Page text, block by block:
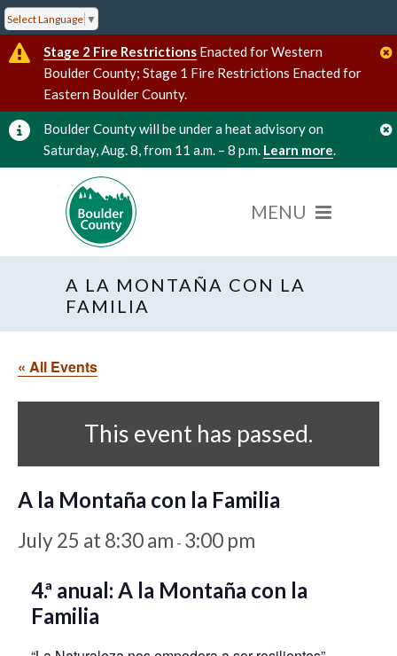
Select Language ▼
Stage 2 Fire Restrictions Enacted for Western
Boulder County; Stage 1 Fire Restrictions Enacted for
Eastern Boulder County.
Boulder County will be under a heat advisory on
Saturday, Aug. 8, from 11 a.m. – 8 p.m. Learn more.
A LA MONTAÑA CON LA
FAMILIA
« All Events
This event has passed.
A la Montaña con la Familia
July 25 at 8:30 am - 3:00 pm
4.ª anual: A la Montaña con la
Familia